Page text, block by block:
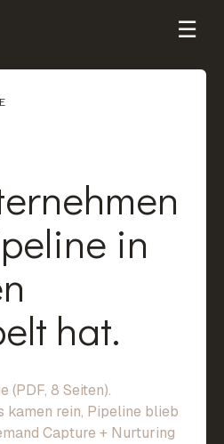
☰
in
hat.
8 Seiten).
kamen rein, Pipeline blieb
Capture + Nurturing